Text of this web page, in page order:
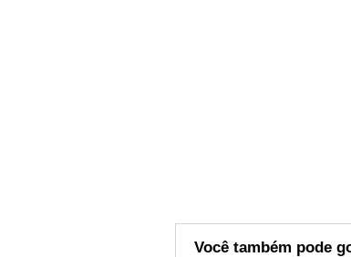
Você também pode